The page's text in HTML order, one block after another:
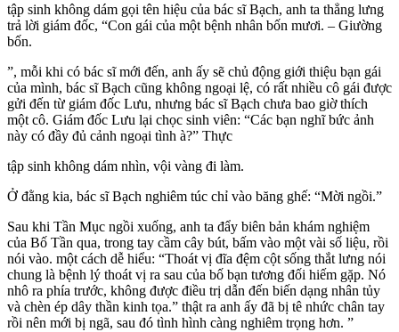
tập sinh không dám gọi tên hiệu của bác sĩ Bạch, anh ta thẳng lưng
trả lời giám đốc, “Con gái của một bệnh nhân bốn mươi. – Giường
bốn.
”, mỗi khi có bác sĩ mới đến, anh ấy sẽ chủ động giới thiệu bạn gái
của mình, bác sĩ Bạch cũng không ngoại lệ, có rất nhiều cô gái được
gửi đến từ giám đốc Lưu, nhưng bác sĩ Bạch chưa bao giờ thích
một cô. Giám đốc Lưu lại chọc sinh viên: “Các bạn nghĩ bức ảnh
này có đầy đủ cảnh ngoại tình à?” Thực
tập sinh không dám nhìn, vội vàng đi làm.
Ở đằng kia, bác sĩ Bạch nghiêm túc chỉ vào băng ghế: “Mời ngồi.”
Sau khi Tần Mục ngồi xuống, anh ta đẩy biên bản khám nghiệm
của Bố Tần qua, trong tay cầm cây bút, bấm vào một vài số liệu, rồi
nói vào. một cách dễ hiểu: “Thoát vị đĩa đệm cột sống thắt lưng nói
chung là bệnh lý thoát vị ra sau của bố bạn tương đối hiếm gặp. Nó
nhô ra phía trước, không được điều trị dẫn đến biến dạng nhân tủy
và chèn ép dây thần kinh tọa.” thật ra anh ấy đã bị tê nhức chân tay
rồi nên mới bị ngã, sau đó tình hình càng nghiêm trọng hơn. ”